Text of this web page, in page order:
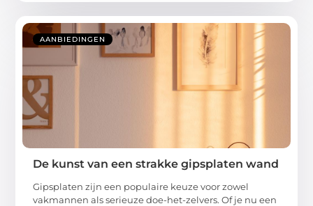
AANBIEDINGEN
De kunst van een strakke gipsplaten wand
Gipsplaten zijn een populaire keuze voor zowel
vakmannen als serieuze doe-het-zelvers. Of je nu een